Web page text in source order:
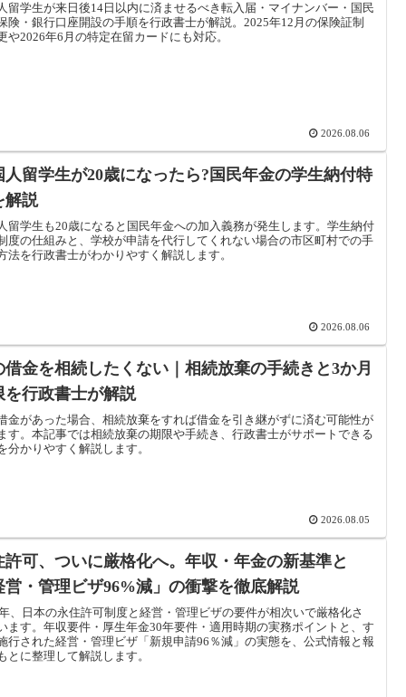
留学生が来日後14日以内に済ませるべき転入届・マイナンバー・国民
険・銀行口座開設の手順を行政書士が解説。2025年12月の保険証制
や2026年6月の特定在留カードにも対応。
2026.08.06
人留学生が20歳になったら?国民年金の学生納付特
解説
留学生も20歳になると国民年金への加入義務が発生します。学生納付
度の仕組みと、学校が申請を代行してくれない場合の市区町村での手
法を行政書士がわかりやすく解説します。
2026.08.06
借金を相続したくない｜相続放棄の手続きと3か月
を行政書士が解説
金があった場合、相続放棄をすれば借金を引き継がずに済む可能性が
す。本記事では相続放棄の期限や手続き、行政書士がサポートできる
分かりやすく解説します。
2026.08.05
許可、ついに厳格化へ。年収・年金の新基準と
営・管理ビザ96%減」の衝撃を徹底解説
、日本の永住許可制度と経営・管理ビザの要件が相次いで厳格化さ
ます。年収要件・厚生年金30年要件・適用時期の実務ポイントと、す
行された経営・管理ビザ「新規申請96％減」の実態を、公式情報と報
とに整理して解説します。